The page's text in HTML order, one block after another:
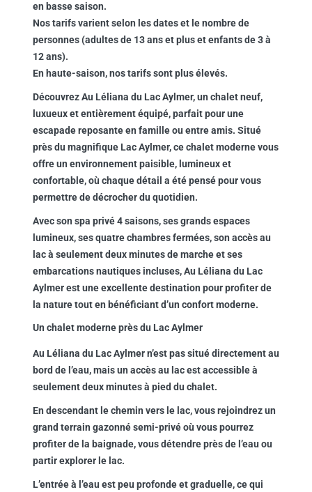
en basse saison.
Nos tarifs varient selon les dates et le nombre de
personnes (adultes de 13 ans et plus et enfants de 3 à
12 ans).
En haute-saison, nos tarifs sont plus élevés.
Découvrez Au Léliana du Lac Aylmer, un chalet neuf,
luxueux et entièrement équipé, parfait pour une
escapade reposante en famille ou entre amis. Situé
près du magnifique Lac Aylmer, ce chalet moderne vous
offre un environnement paisible, lumineux et
confortable, où chaque détail a été pensé pour vous
permettre de décrocher du quotidien.
Avec son spa privé 4 saisons, ses grands espaces
lumineux, ses quatre chambres fermées, son accès au
lac à seulement deux minutes de marche et ses
embarcations nautiques incluses, Au Léliana du Lac
Aylmer est une excellente destination pour profiter de
la nature tout en bénéficiant d’un confort moderne.
Un chalet moderne près du Lac Aylmer
Au Léliana du Lac Aylmer n’est pas situé directement au
bord de l’eau, mais un accès au lac est accessible à
seulement deux minutes à pied du chalet.
En descendant le chemin vers le lac, vous rejoindrez un
grand terrain gazonné semi-privé où vous pourrez
profiter de la baignade, vous détendre près de l’eau ou
partir explorer le lac.
L’entrée à l’eau est peu profonde et graduelle, ce qui